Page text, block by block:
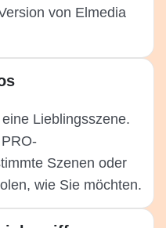
von Elmedia
Lieblingsszene.
Szenen oder
wie Sie möchten.